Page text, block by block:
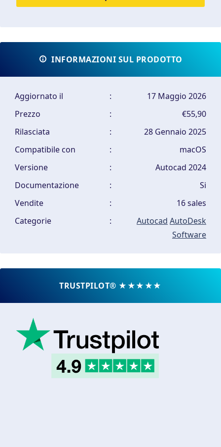
INFORMAZIONI SUL PRODOTTO
Aggiornato il :
17 Maggio 2026
Prezzo
:
€55,90
Rilasciata
:
28 Gennaio 2025
Compatibile con
:
macOS
Versione
:
Autocad 2024
Documentazione
:
Si
Vendite
:
16 sales
Categorie
: Autocad AutoDesk
Software
TRUSTPILOT® ★★★★★